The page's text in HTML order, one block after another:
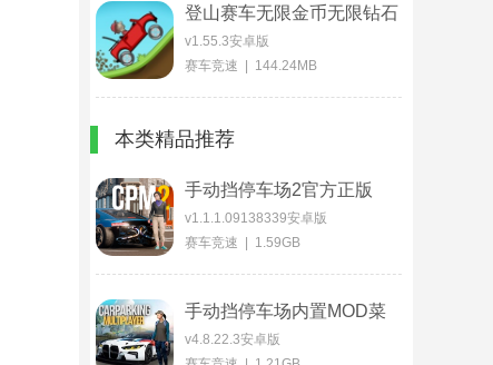
登山赛车无限金币无限钻石
版
v1.55.3安卓版
赛车竞速 | 144.24MB
本类精品推荐
手动挡停车场2官方正版
v1.1.1.09138339安卓版
赛车竞速 | 1.59GB
手动挡停车场内置MOD菜
单版
v4.8.22.3安卓版